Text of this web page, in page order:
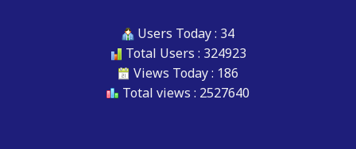
Users Today : 34
Total Users : 324923
Views Today : 186
Total views : 2527640